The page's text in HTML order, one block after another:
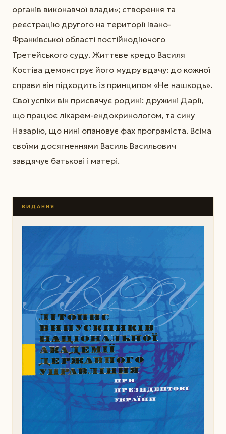
органів виконавчої влади»; створення та
реєстрацію другого на території Івано-
Франківської області постійнодіючого
Третейського суду. Життєве кредо Василя
Костіва демонструє його мудру вдачу: до кожної
справи він підходить із принципом «Не нашкодь».
Свої успіхи він присвячує родині: дружині Дарії,
що працює лікарем-ендокринологом, та сину
Назарію, що нині опановує фах програміста. Всіма
своїми досягненнями Василь Васильович
завдячує батькові і матері.
ВИДАННЯ